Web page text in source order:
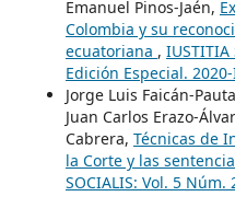
Emanuel Pinos-Jaén,
Colombia y su
ecuatoriana , IUSTITIA
Edición Especial.
Jorge Luis Faicán-
Juan Carlos Erazo-
Cabrera, Técnicas de
la Corte y las
SOCIALIS: Vol. 5